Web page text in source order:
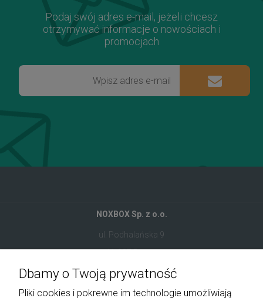
Podaj swój adres e-mail, jeżeli chcesz
otrzymywać informacje o nowościach i
promocjach
NOXBOX Sp. z o.o.
ul. Podhalańska 9
41-907 Bytom
+48 534 555 344
Dbamy o Twoją prywatność
Pliki cookies i pokrewne im technologie umożliwiają